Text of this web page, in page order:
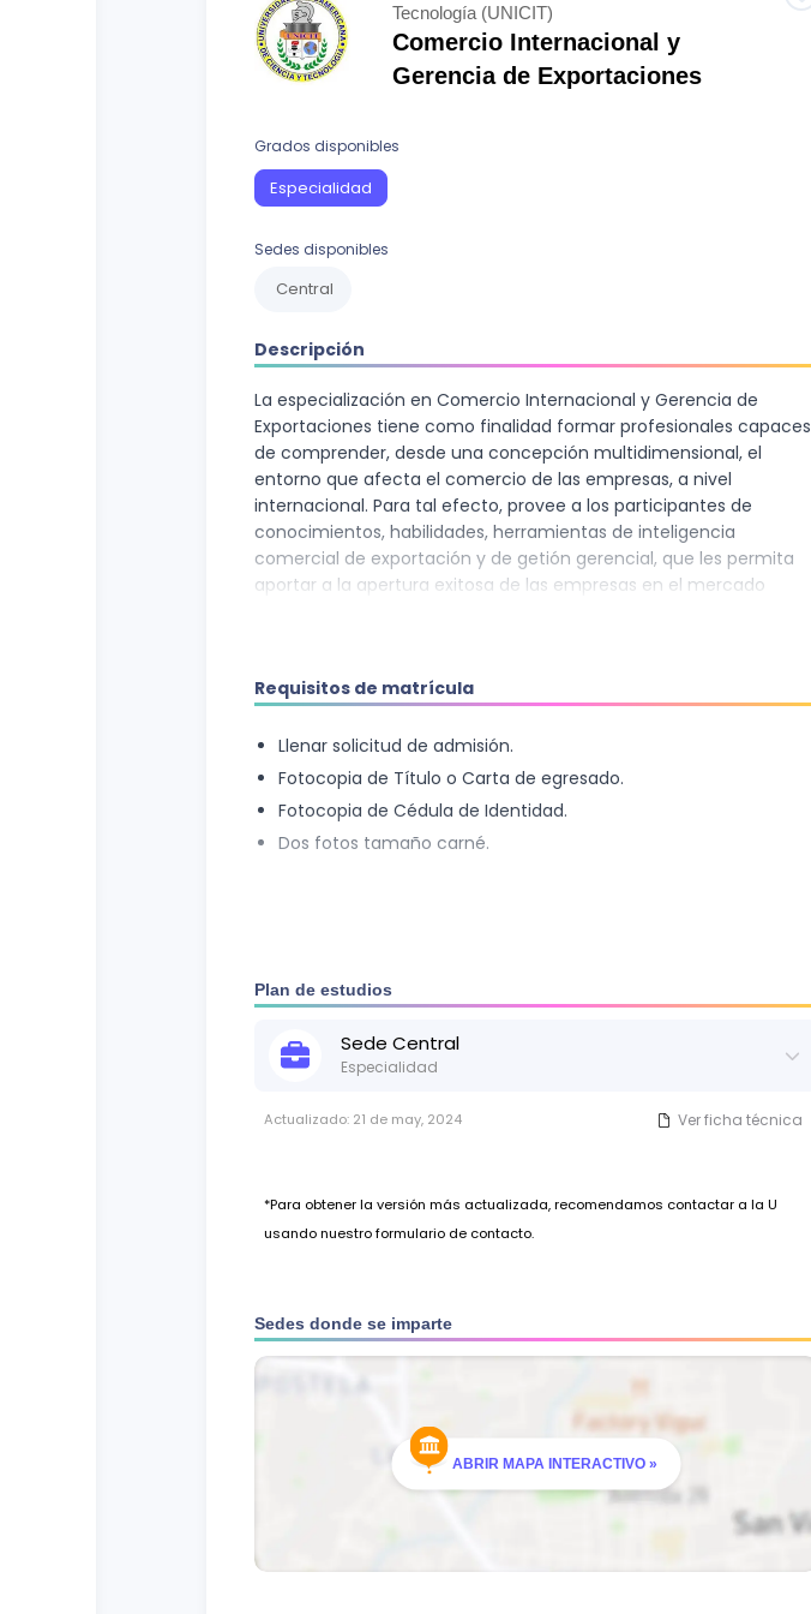
Ingenierías y Arquitectura
Tecnología (UNICIT)
Comercio Internacional y
Gerencia de Exportaciones
Grados disponibles
Especialidad
Sedes disponibles
Central
Descripción
La especialización en Comercio Internacional y Gerencia de
Exportaciones tiene como finalidad formar profesionales capaces
de comprender, desde una concepción multidimensional, el
entorno que afecta el comercio de las empresas, a nivel
internacional. Para tal efecto, provee a los participantes de
conocimientos, habilidades, herramientas de inteligencia
comercial de exportación y de getión gerencial, que les permita
aportar a la apertura exitosa de las empresas en el mercado
Requisitos de matrícula
Llenar solicitud de admisión.
Fotocopia de Título o Carta de egresado.
Fotocopia de Cédula de Identidad.
Dos fotos tamaño carné.
Plan de estudios
Sede Central
Especialidad
Actualizado: 21 de may, 2024 Ver ficha técnica
*Para obtener la versión más actualizada, recomendamos contactar a la U
usando nuestro formulario de contacto.
Sedes donde se imparte
ABRIR MAPA INTERACTIVO »